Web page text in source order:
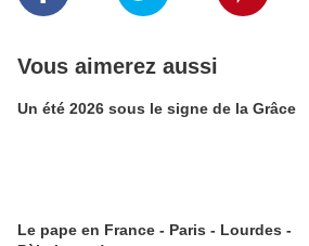
Vous aimerez aussi
Un été 2026 sous le signe de la Grâce
Le pape en France - Paris - Lourdes -